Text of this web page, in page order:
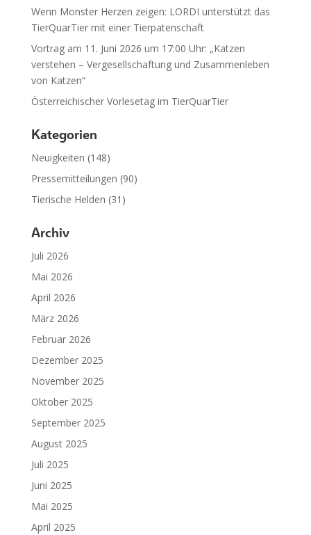
Wenn Monster Herzen zeigen: LORDI unterstützt das
TierQuarTier mit einer Tierpatenschaft
Vortrag am 11. Juni 2026 um 17:00 Uhr: „Katzen
verstehen – Vergesellschaftung und Zusammenleben
von Katzen“
Österreichischer Vorlesetag im TierQuarTier
Kategorien
Neuigkeiten (148)
Pressemitteilungen (90)
Tierische Helden (31)
Archiv
Juli 2026
Mai 2026
April 2026
März 2026
Februar 2026
Dezember 2025
November 2025
Oktober 2025
September 2025
August 2025
Juli 2025
Juni 2025
Mai 2025
April 2025